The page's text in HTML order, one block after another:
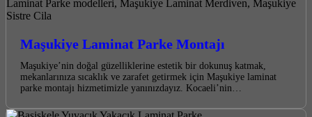
Maşukiye Laminat Parke Montajı
Maşukiye’nin doğal güzelliklerine estetik bir dokunuş katmak,
mekanlarınıza sıcaklık ve zarafet getirmek için Maşukiye laminat
parke montajı hizmetimizle yanınızdayız. Kocaeli’nin…